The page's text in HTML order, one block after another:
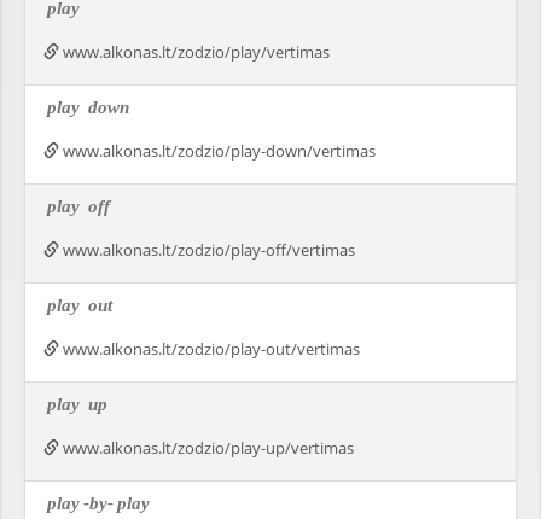
play
www.alkonas.lt/zodzio/play/vertimas
play down
www.alkonas.lt/zodzio/play-down/vertimas
play off
www.alkonas.lt/zodzio/play-off/vertimas
play out
www.alkonas.lt/zodzio/play-out/vertimas
play up
www.alkonas.lt/zodzio/play-up/vertimas
play-by-play